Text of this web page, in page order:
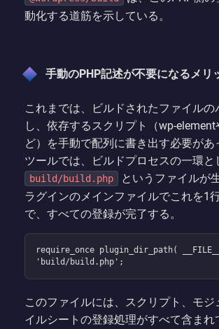
動化する道筋を示している。
手動のPHP記述が不要になるメリ
これまでは、ビルドされたファイルの
し、依存するスクリプト（wp-
ど）を手動で配列に書き出す必要があ
ツールでは、ビルドプロセスの一環と
build/build.php
というファイルが
ラグインのメインファイルでこれを1
で、すべての登録が完了する。
require_once plugin_dir_path(
'build/build.php';
このファイルには、スクリプト、モジ
イルシートの登録処理がすべて含まれ